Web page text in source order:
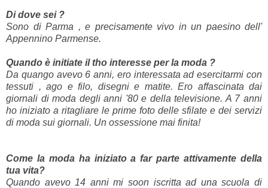
Di dove sei ?
Sono di Parma , e precisamente vivo in un paesino dell'
Appennino Parmense.
Quando è initiate il tho interesse per la moda ?
Da quango avevo 6 anni, ero interessata ad esercitarmi con
tessuti , ago e filo, disegni e matite. Ero affascinata dai
giornali di moda degli anni '80 e della televisione. A 7 anni
ho iniziato a ritagliare le prime foto delle sfilate e dei servizi
di moda sui giornali. Un ossessione mai finita!
Come la moda ha iniziato a far parte attivamente della
tua vita?
Quando avevo 14 anni mi soon iscritta ad una scuola di